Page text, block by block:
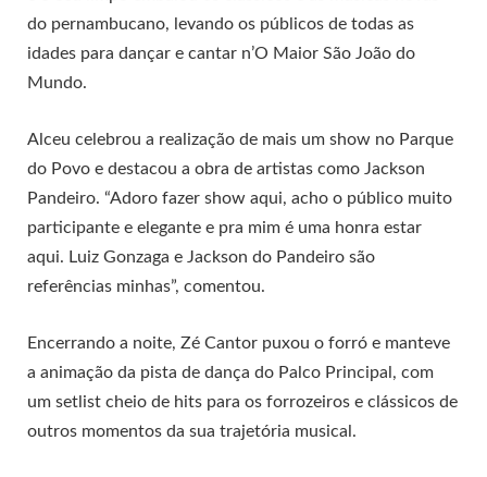
do pernambucano, levando os públicos de todas as
idades para dançar e cantar n’O Maior São João do
Mundo.
Alceu celebrou a realização de mais um show no Parque
do Povo e destacou a obra de artistas como Jackson
Pandeiro. “Adoro fazer show aqui, acho o público muito
participante e elegante e pra mim é uma honra estar
aqui. Luiz Gonzaga e Jackson do Pandeiro são
referências minhas”, comentou.
Encerrando a noite, Zé Cantor puxou o forró e manteve
a animação da pista de dança do Palco Principal, com
um setlist cheio de hits para os forrozeiros e clássicos de
outros momentos da sua trajetória musical.